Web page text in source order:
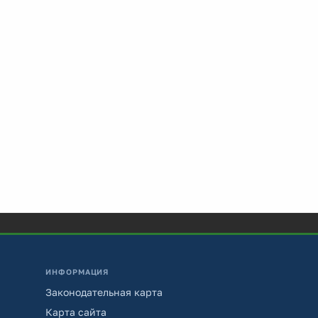
ИНФОРМАЦИЯ
Законодательная карта
Карта сайта